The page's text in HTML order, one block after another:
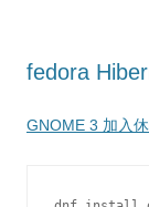
fedora
GNOME 3 加入